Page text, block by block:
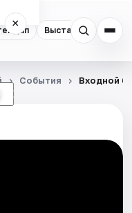
Выставки
×
☾
События Входной